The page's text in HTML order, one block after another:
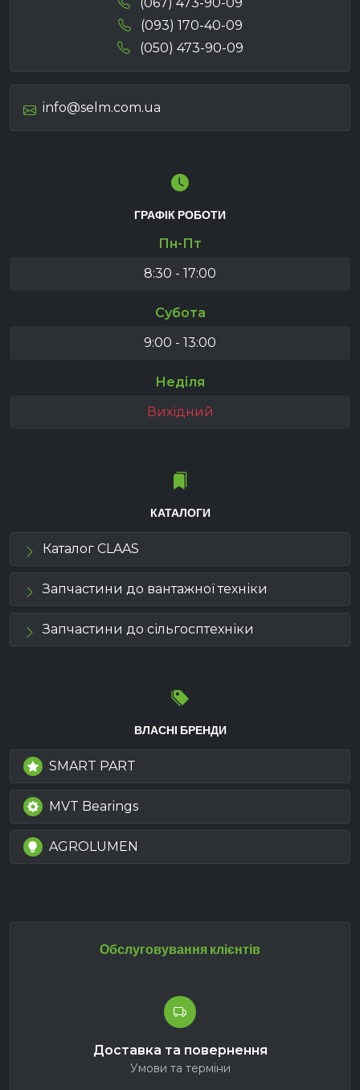
(093) 170-40-09
(050) 473-90-09
info@selm.com.ua
ГРАФІК РОБОТИ
Пн-Пт
8:30 - 17:00
Субота
9:00 - 13:00
Неділя
Вихідний
КАТАЛОГИ
Каталог CLAAS
Запчастини до вантажної техніки
Запчастини до сільгосптехніки
ВЛАСНІ БРЕНДИ
SMART PART
MVT Bearings
AGROLUMEN
Обслуговування клієнтів
Доставка та повернення
Умови та терміни